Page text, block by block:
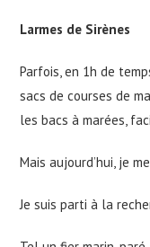
Larmes de Sirènes
Parfois, en 1h de
sacs de courses de
les bacs à marées,
Mais aujourd’hui, je
Je suis parti à la